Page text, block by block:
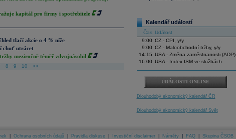
kapitál pro firmy i spotřebitele
tlačí akcie o 4 % níže
chuť utrácet
meziročně téměř zdvojnásobil
8 9 10 >>
Kalendář událostí
Čas Událost
9:00 CZ - CPI, y/y
9:00 CZ - Maloobchodní tržby, y/y
14:15 USA - Změna zaměstnanosti (ADP)
16:00 USA - Index ISM ve službách
UDÁLOSTI ONLINE
Dlouhodobý ekonomický kalendář ČR
Dlouhodobý ekonomický kalendář Svět
Ochrana osobních údajů Pravidla diskuse Investiční disclaimer Náměty FAQ Skupina ČSOB